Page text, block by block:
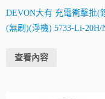
DEVON大有 充電衝擊批(
(無刷)(淨機) 5733-Li-20H/
查看內容